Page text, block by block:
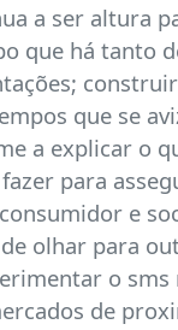
a ser altura
que há tanto
que se
a explicar o
para
e
olhar para
o
de